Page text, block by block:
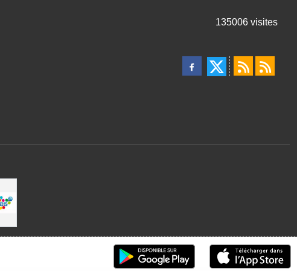
135006 visites